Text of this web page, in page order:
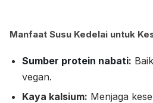
Manfaat Susu Kedelai untuk
Sumber protein nabati:
vegan.
Kaya kalsium: Menjaga